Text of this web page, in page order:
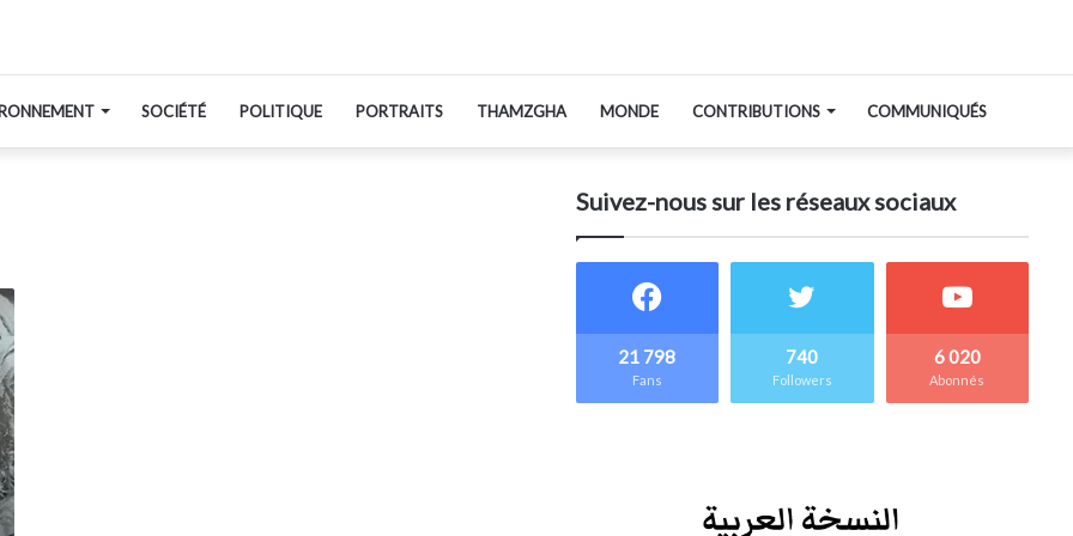
SOCIÉTÉ POLITIQUE PORTRAITS THAMZGHA MONDE CONTRIBUTIONS COMMUNIQUÉS
Suivez-nous sur les réseaux sociaux
21 798
Fans
740
Followers
6 020
Abonnés